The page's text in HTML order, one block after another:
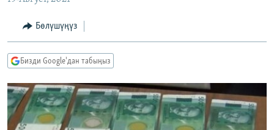
ЭКОНОМИКА
МАДАНИЯТ
БОРБОР АЗИЯ
АТАЙЫН ИЛИКТӨӨ
ТВ ПРОГРАММАЛАР
ЭКСПЕРТТЕР ТАЛДАЙТ
БИЗ ЖАНА ДҮЙНӨ
ДАНИСТЕ
ӨЗГӨЧӨ ПИКИР
Русский
Бөлүшүңүз
Бизди Google'дан табыңыз